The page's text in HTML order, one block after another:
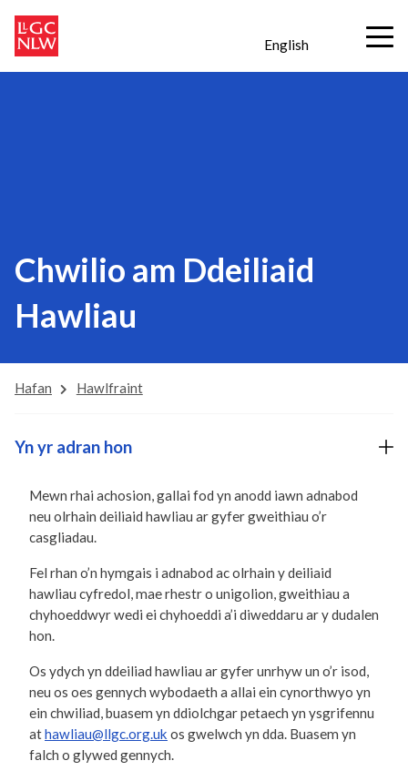
English
Chwilio am Ddeiliaid
Hawliau
Hafan Hawlfraint
Mewn rhai achosion, gallai fod yn anodd iawn adnabod
neu olrhain deiliaid hawliau ar gyfer gweithiau o’r
casgliadau.
Fel rhan o’n hymgais i adnabod ac olrhain y deiliaid
hawliau cyfredol, mae rhestr o unigolion, gweithiau a
chyhoeddwyr wedi ei chyhoeddi a’i diweddaru ar y dudalen
hon.
Os ydych yn ddeiliad hawliau ar gyfer unrhyw un o’r isod,
neu os oes gennych wybodaeth a allai ein cynorthwyo yn
ein chwiliad, buasem yn ddiolchgar petaech yn ysgrifennu
athawliau@llgc.org.uk os gwelwch yn dda. Buasem yn
falch o glywed gennych.
Yn yr adran hon